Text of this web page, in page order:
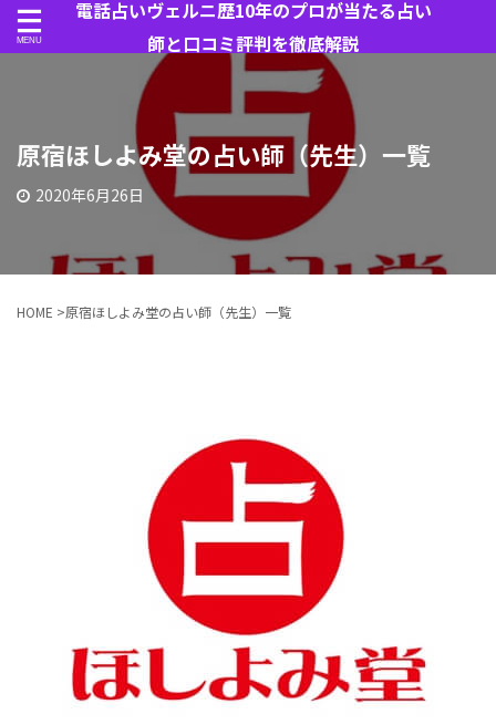
電話占いヴェルニ歴10年のプロが当たる占い
師と口コミ評判を徹底解説
原宿ほしよみ堂の占い師（先生）一覧
2020年6月26日
HOME >原宿ほしよみ堂の占い師（先生）一覧